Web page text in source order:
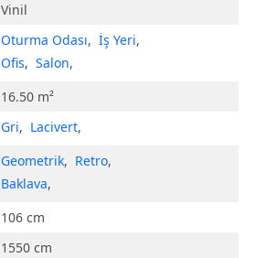
Vinil
Oturma Odası, İş Yeri,
Ofis, Salon,
16.50 m²
Gri, Lacivert,
Geometrik, Retro,
Baklava,
106 cm
1550 cm